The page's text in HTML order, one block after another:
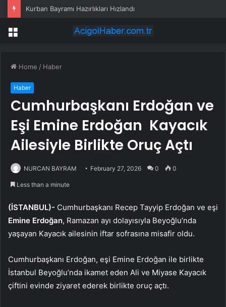
Kurban Bayramı Hazırlıkları Hızlandı
Menu
Home / Haber
Haber
Cumhurbaşkanı Erdoğan ve
Eşi Emine Erdoğan Kayacık
Ailesiyle Birlikte Oruç Açtı
NURCAN BAYRAM February 27, 2026 0 0
Less than a minute
(İSTANBUL)- Cumhurbaşkanı Recep Tayyip Erdoğan ve eşi
Emine Erdoğan, Ramazan ayı dolayısıyla Beyoğlu’nda
yaşayan Kayacık ailesinin iftar sofrasına misafir oldu.
Cumhurbaşkanı Erdoğan, eşi Emine Erdoğan ile birlikte
İstanbul Beyoğlu’nda ikamet eden Ali ve Miyase Kayacık
çiftini evinde ziyaret ederek birlikte oruç açtı.